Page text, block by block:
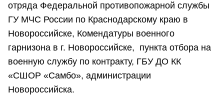
отряда Федеральной противопожарной службы
ГУ МЧС России по Краснодарскому краю в
Новороссийске, Комендатуры военного
гарнизона в г. Новороссийске, пункта отбора на
военную службу по контракту, ГБУ ДО КК
«СШОР «Самбо», администрации
Новороссийска.